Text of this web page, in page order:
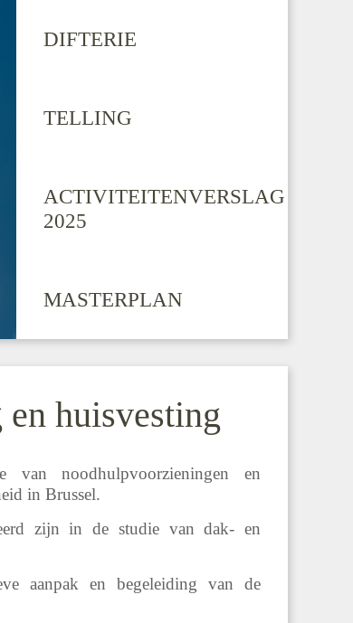
DIFTERIE
TELLING
ACTIVITEITENVERSLAG
2025
MASTERPLAN
huisvesting
noodhulpvoorzieningen en
in Brussel.
zijn in de studie van dak- en
aanpak en begeleiding van de